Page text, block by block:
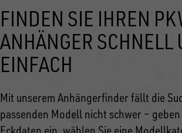
FINDEN SIE IHREN
ANHÄNGER SCHNELL
EINFACH
Mit unserem Anhängerfinder fällt die
passenden Modell nicht schwer –